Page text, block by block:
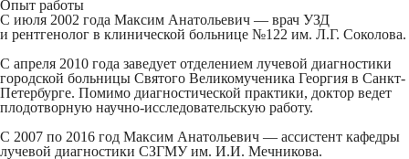
Опыт работы
С июля 2002 года Максим Анатольевич — врач УЗД
и рентгенолог в клинической больнице №122 им. Л.Г. Соколова.
С апреля 2010 года заведует отделением лучевой диагностики
городской больницы Святого Великомученика Георгия в Санкт-
Петербурге. Помимо диагностической практики, доктор ведет
плодотворную научно-исследовательскую работу.
С 2007 по 2016 год Максим Анатольевич — ассистент кафедры
лучевой диагностики СЗГМУ им. И.И. Мечникова.